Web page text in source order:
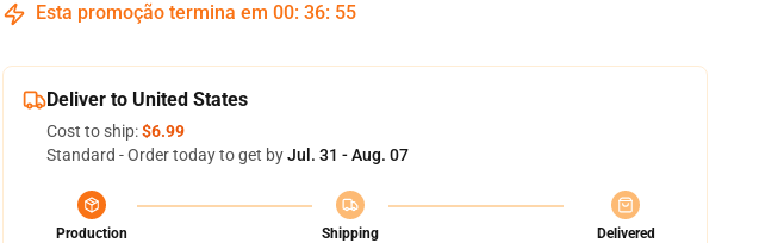
Esta promoção termina em 00: 36: 54
Deliver to United States
Cost to ship:$6.99
Standard - Order today to get byJul. 31 - Aug. 07
Production
Shipping
Delivered